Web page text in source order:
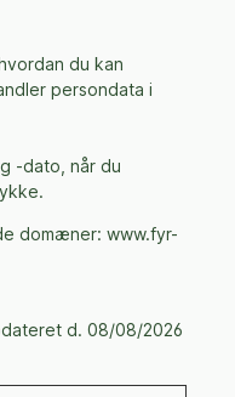
du kan
persondata i
-dato, når du
domæner: www.fyr-
d. 08/08/2026